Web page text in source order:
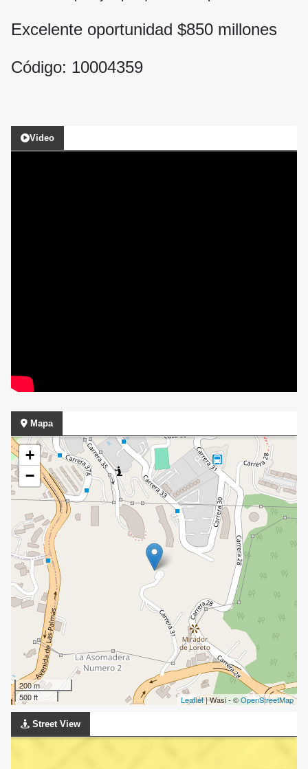
Excelente oportunidad $850 millones
Código: 10004359
Video
Mapa
+
−
200 m
500 ft
Leaflet| Wasi - ©OpenStreetMap
Street View